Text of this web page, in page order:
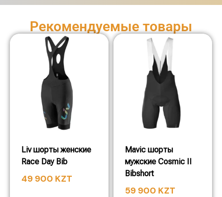
Рекомендуемые товары
Liv шорты женские
Race Day Bib
49 900 KZT
Mavic шорты
мужские Cosmic II
Bibshort
59 900 KZT